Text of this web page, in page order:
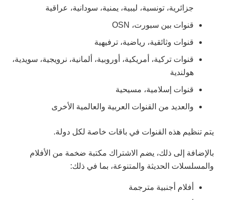
جزائرية، تونسية، ليبية، يمنية، سودانية، عراقية
قنوات بين سبورت، OSN
قنوات وثائقية، رياضية، ترفيهية
قنوات تركية، أمريكية، أوروبية، ألمانية، نرويجية، سويدية،
هولندية
قنوات إسلامية، مسيحية
والعديد من القنوات العربية والعالمية الأخرى
يتم تنظيم هذه القنوات في باقات خاصة لكل دولة.
بالإضافة إلى ذلك، يضم الاشتراك مكتبة ضخمة من الأفلام
والمسلسلات الحديثة والمتنوعة، بما في ذلك:
أفلام أجنبية مترجمة